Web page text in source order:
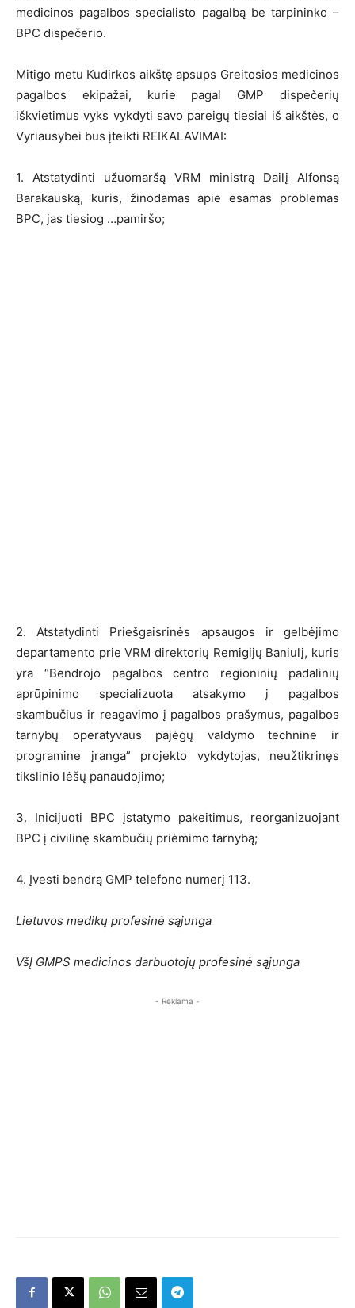
medicinos pagalbos specialisto pagalbą be tarpininko –
BPC dispečerio.
Mitigo metu Kudirkos aikštę apsups Greitosios medicinos
pagalbos ekipažai, kurie pagal GMP dispečerių
iškvietimus vyks vykdyti savo pareigų tiesiai iš aikštės, o
Vyriausybei bus įteikti REIKALAVIMAI:
1. Atstatydinti užuomaršą VRM ministrą Dailį Alfonsą
Barakauską, kuris, žinodamas apie esamas problemas
BPC, jas tiesiog …pamiršo;
2. Atstatydinti Priešgaisrinės apsaugos ir gelbėjimo
departamento prie VRM direktorių Remigijų Baniulį, kuris
yra “Bendrojo pagalbos centro regioninių padalinių
aprūpinimo specializuota atsakymo į pagalbos
skambučius ir reagavimo į pagalbos prašymus, pagalbos
tarnybų operatyvaus pajėgų valdymo technine ir
programine įranga” projekto vykdytojas, neužtikrinęs
tikslinio lėšų panaudojimo;
3. Inicijuoti BPC įstatymo pakeitimus, reorganizuojant
BPC į civilinę skambučių priėmimo tarnybą;
4. Įvesti bendrą GMP telefono numerį 113.
Lietuvos medikų profesinė sąjunga
VšĮ GMPS medicinos darbuotojų profesinė sąjunga
- Reklama -